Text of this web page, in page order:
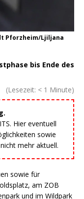
Pforzheim/Ljiljana
bis Ende des
(Lesezeit: < 1 Minute)
Hier eventuell
sowie
mehr aktuell.
sowie für
am ZOB
und im Wildpark